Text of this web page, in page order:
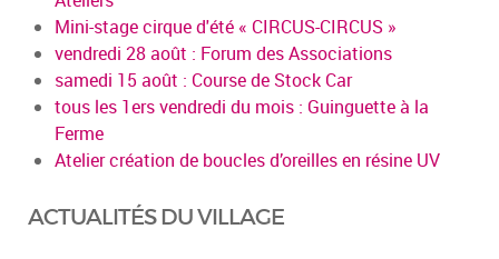
Mini-stage cirque d'été « CIRCUS-CIRCUS »
vendredi 28 août : Forum des Associations
samedi 15 août : Course de Stock Car
tous les 1ers vendredi du mois : Guinguette à la
Ferme
Atelier création de boucles d’oreilles en résine UV
ACTUALITÉS DU VILLAGE